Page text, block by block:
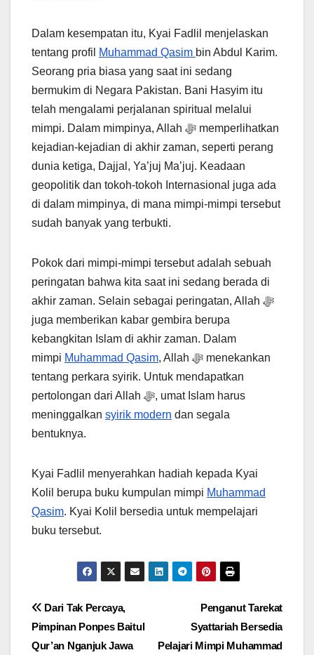
Dalam kesempatan itu, Kyai Fadlil menjelaskan
tentang profil
Muhammad Qasim bin Abdul Karim.
Seorang pria biasa yang saat ini sedang
bermukim di Negara Pakistan. Bani Hasyim itu
telah mengalami perjalanan spiritual melalui
mimpi. Dalam mimpinya, Allah ﷻ memperlihatkan
kejadian-kejadian di akhir zaman, seperti perang
dunia ketiga, Dajjal, Ya’juj Ma’juj. Keadaan
geopolitik dan tokoh-tokoh Internasional juga ada
di dalam mimpinya, di mana mimpi-mimpi tersebut
sudah banyak yang terbukti.
Pokok dari mimpi-mimpi tersebut adalah sebuah
peringatan bahwa kita saat ini sedang berada di
akhir zaman. Selain sebagai peringatan, Allah ﷻ
juga memberikan kabar gembira berupa
kebangkitan Islam di akhir zaman. Dalam
mimpi Muhammad Qasim, Allah ﷻ menekankan
tentang perkara syirik. Untuk mendapatkan
pertolongan dari Allah ﷻ, umat Islam harus
meninggalkan syirik modern dan segala
bentuknya.
Kyai Fadlil menyerahkan hadiah kepada Kyai
Kolil berupa buku kumpulan mimpi Muhammad
Qasim. Kyai Kolil bersedia untuk mempelajari
buku tersebut.
Post
navigation
Penganut Tarekat
Syattariah Bersedia
Pelajari Mimpi Muhammad
Dari Tak Percaya,
Pimpinan Ponpes Baitul
Qur’an Nganjuk Jawa